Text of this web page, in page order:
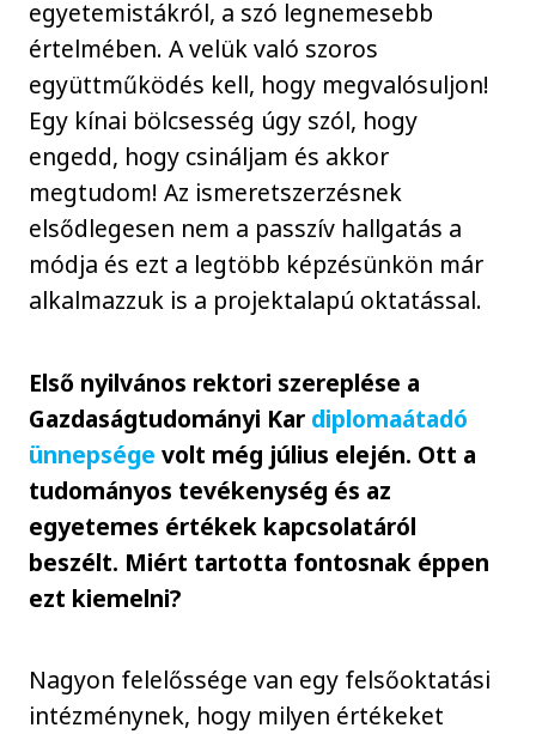
egyetemistákról, a szó legnemesebb
értelmében. A velük való szoros
együttműködés kell, hogy megvalósuljon!
Egy kínai bölcsesség úgy szól, hogy
engedd, hogy csináljam és akkor
megtudom! Az ismeretszerzésnek
elsődlegesen nem a passzív hallgatás a
módja és ezt a legtöbb képzésünkön már
alkalmazzuk is a projektalapú oktatással.
Első nyilvános rektori szereplése a
Gazdaságtudományi Kar diplomaátadó
ünnepsége volt még július elején. Ott a
tudományos tevékenység és az
egyetemes értékek kapcsolatáról
beszélt. Miért tartotta fontosnak éppen
ezt kiemelni?
Nagyon felelőssége van egy felsőoktatási
intézménynek, hogy milyen értékeket